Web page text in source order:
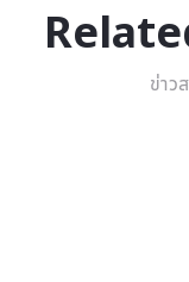
ข่าว